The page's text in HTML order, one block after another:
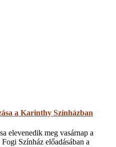
a Karinthy Színházban
elevenedik meg vasárnap a
Színház előadásában a